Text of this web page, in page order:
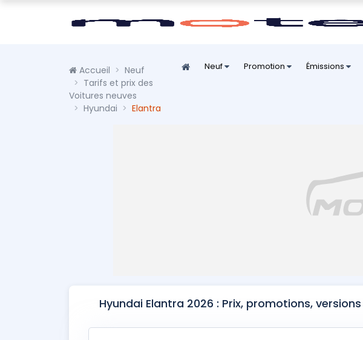
Neuf Promotion Émissions
Accueil
Neuf
Tarifs et prix des
Voitures neuves
Hyundai
Elantra
Hyundai Elantra 2026 : Prix, promotions,